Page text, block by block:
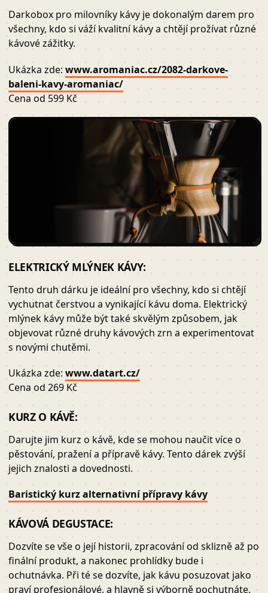
Darkobox pro milovníky kávy je dokonalým darem pro
všechny, kdo si váží kvalitní kávy a chtějí prožívat různé
kávové zážitky.
Ukázka zde: www.aromaniac.cz/2082-darkove-
baleni-kavy-aromaniac/
Cena od 599 Kč
ELEKTRICKÝ MLÝNEK KÁVY:
Tento druh dárku je ideální pro všechny, kdo si chtějí
vychutnat čerstvou a vynikající kávu doma. Elektrický
mlýnek kávy může být také skvělým způsobem, jak
objevovat různé druhy kávových zrn a experimentovat
s novými chutěmi.
Ukázka zde: www.datart.cz/
Cena od 269 Kč
KURZ O KÁVĚ:
Darujte jim kurz o kávě, kde se mohou naučit více o
pěstování, pražení a přípravě kávy. Tento dárek zvýší
jejich znalosti a dovednosti.
Baristický kurz alternativní přípravy kávy
KÁVOVÁ DEGUSTACE:
Dozvíte se vše o její historii, zpracování od sklizně až po
finální produkt, a nakonec prohlídky bude i
ochutnávka. Při té se dozvíte, jak kávu posuzovat jako
praví profesionálové, a hlavně si výborně pochutnáte.